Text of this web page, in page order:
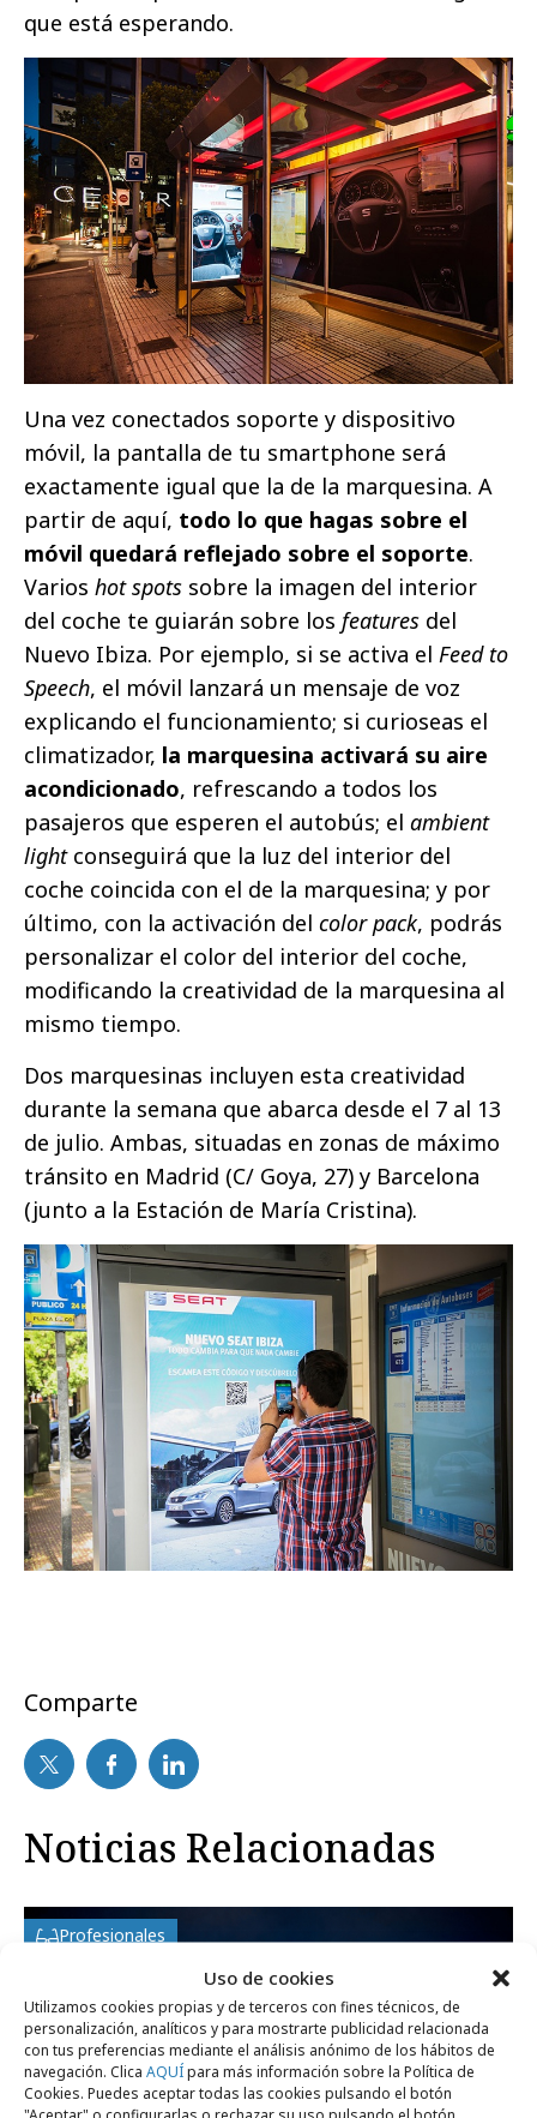
Uso de cookies
Utilizamos cookies propias y de terceros con fines técnicos, de
personalización, analíticos y para mostrarte publicidad relacionada
con tus preferencias mediante el análisis anónimo de los hábitos de
navegación. Clica AQUÍpara más información sobre la Política de
Cookies. Puedes aceptar todas las cookies pulsando el botón
"Aceptar" o configurarlas o rechazar su uso pulsando el botón
que está esperando.
Una vez conectados soporte y dispositivo
móvil, la pantalla de tu smartphone será
exactamente igual que la de la marquesina. A
partir de aquí, todo lo que hagas sobre el
móvil quedará reflejado sobre el soporte.
Varios hot spots sobre la imagen del interior
del coche te guiarán sobre los features del
Nuevo Ibiza. Por ejemplo, si se activa el Feed to
Speech, el móvil lanzará un mensaje de voz
explicando el funcionamiento; si curioseas el
climatizador, la marquesina activará su aire
acondicionado, refrescando a todos los
pasajeros que esperen el autobús; el ambient
lightconseguirá que la luz del interior del
coche coincida con el de la marquesina; y por
último, con la activación del color pack, podrás
personalizar el color del interior del coche,
modificando la creatividad de la marquesina al
mismo tiempo.
Dos marquesinas incluyen esta creatividad
durante la semana que abarca desde el 7 al 13
de julio. Ambas, situadas en zonas de máximo
tránsito en Madrid (C/ Goya, 27) y Barcelona
(junto a la Estación de María Cristina).
Comparte
Noticias Relacionadas
Profesionales